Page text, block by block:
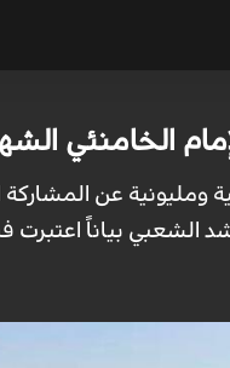
الخامنئي
ومليونية عن
بياناً اعتبرت